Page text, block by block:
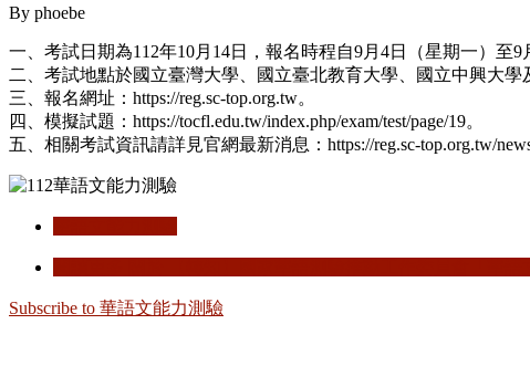
By phoebe
一、考試日期為112年10月14日，報名時程自9月4日（星期一）至9
二、考試地點於國立臺灣大學、國立臺北教育大學、國立中興大學
三、報名網址：https://reg.sc-top.org.tw。
四、模擬試題：https://tocfl.edu.tw/index.php/exam/test/page/19。
五、相關考試資訊請詳見官網最新消息：https://reg.sc-top.org.tw/
Subscribe to 華語文能力測驗